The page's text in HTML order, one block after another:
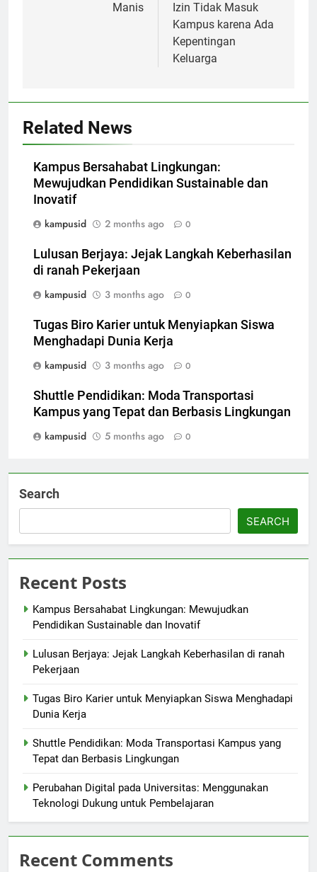
Manis
Izin Tidak Masuk
Kampus karena Ada
Kepentingan
Keluarga
Related News
Kampus Bersahabat Lingkungan:
Mewujudkan Pendidikan Sustainable dan
Inovatif
kampusid
2 months ago 0
Lulusan Berjaya: Jejak Langkah Keberhasilan
di ranah Pekerjaan
kampusid
3 months ago 0
Tugas Biro Karier untuk Menyiapkan Siswa
Menghadapi Dunia Kerja
kampusid
3 months ago 0
Shuttle Pendidikan: Moda Transportasi
Kampus yang Tepat dan Berbasis Lingkungan
kampusid
5 months ago 0
Search
SEARCH
Recent Posts
Kampus Bersahabat Lingkungan: Mewujudkan
Pendidikan Sustainable dan Inovatif
Lulusan Berjaya: Jejak Langkah Keberhasilan di ranah
Pekerjaan
Tugas Biro Karier untuk Menyiapkan Siswa Menghadapi
Dunia Kerja
Shuttle Pendidikan: Moda Transportasi Kampus yang
Tepat dan Berbasis Lingkungan
Perubahan Digital pada Universitas: Menggunakan
Teknologi Dukung untuk Pembelajaran
Recent Comments